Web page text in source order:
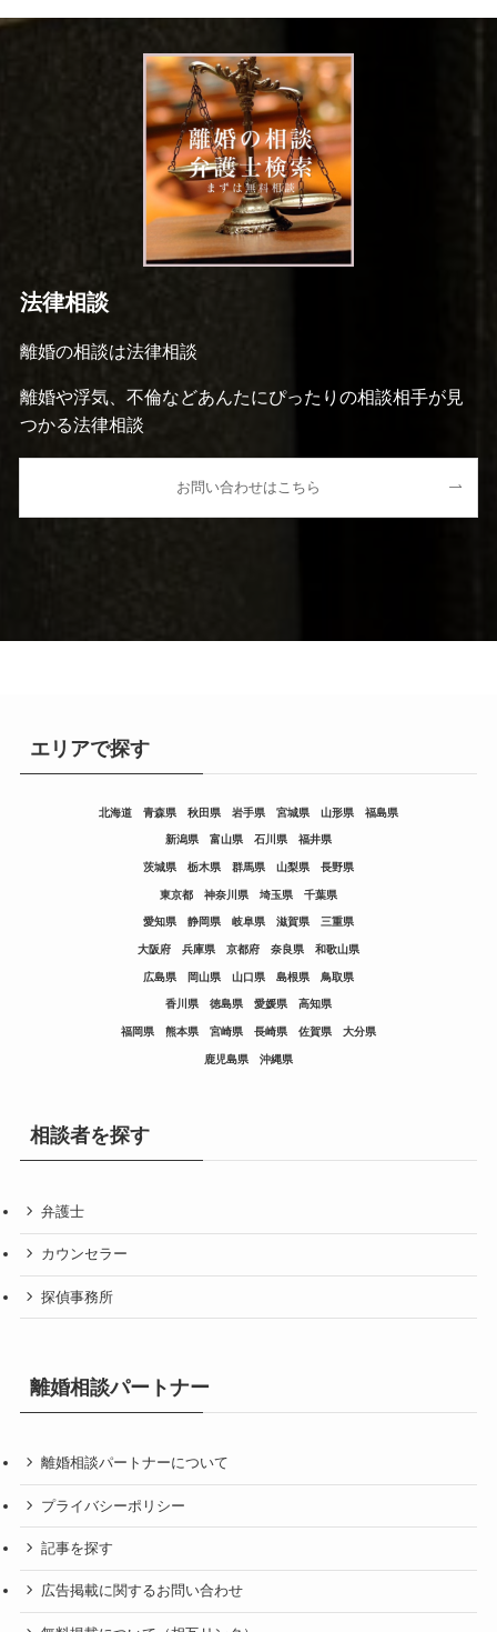
法律相談
離婚の相談は法律相談
離婚や浮気、不倫などあんたにぴったりの相談相手が見
つかる法律相談
お問い合わせはこちら
エリアで探す
北海道 青森県 秋田県 岩手県 宮城県 山形県 福島県
新潟県 富山県 石川県 福井県
茨城県 栃木県 群馬県 山梨県 長野県
東京都 神奈川県 埼玉県 千葉県
愛知県 静岡県 岐阜県 滋賀県 三重県
大阪府 兵庫県 京都府 奈良県 和歌山県
広島県 岡山県 山口県 島根県 鳥取県
香川県 徳島県 愛媛県 高知県
福岡県 熊本県 宮崎県 長崎県 佐賀県 大分県
鹿児島県 沖縄県
相談者を探す
弁護士
カウンセラー
探偵事務所
離婚相談パートナー
離婚相談パートナーについて
プライバシーポリシー
記事を探す
広告掲載に関するお問い合わせ